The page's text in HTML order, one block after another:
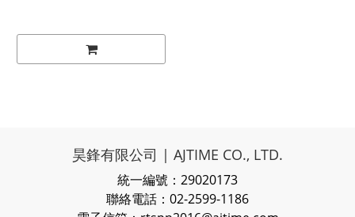
昊鋒有限公司 | AJTIME CO., LTD.
統一編號：29020173
聯絡電話：02-2599-1186